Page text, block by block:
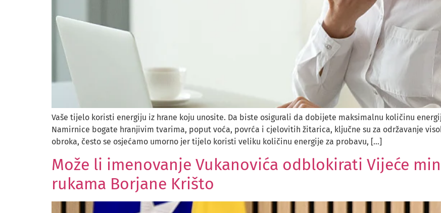
Vaše tijelo koristi energiju iz hrane koju unosite. Da biste osigurali da dobijete maksimalnu količinu
Namirnice bogate hranjivim tvarima, poput voća, povrća i cjelovitih žitarica, ključne su za održavanje
obroka, često se osjećamo umorno jer tijelo koristi veliku količinu energije za probavu, […]
Može li imenovanje Vukanovića odblokirati Vijeće
rukama Borjane Krišto